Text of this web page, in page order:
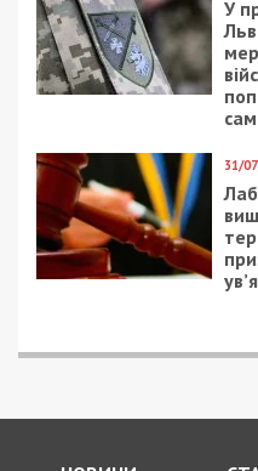
5/08/2026 - 13:24
У Хмельницькому